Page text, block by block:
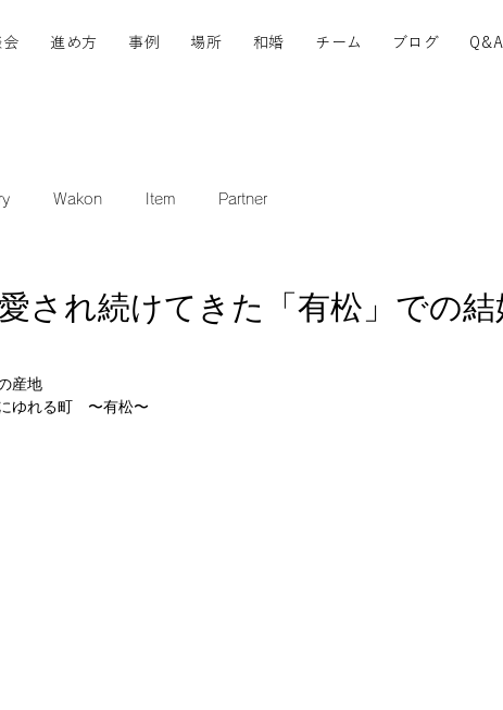
会 進め方 事例 場所 和婚 チーム ブログ Q&A
Wakon Item Partner
され続けてきた「有松」での結
産地
ゆれる町　〜有松〜